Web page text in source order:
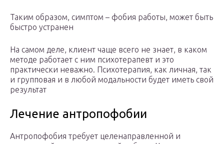
Таким образом, симптом – фобия работы, может быть
быстро устранен
На самом деле, клиент чаще всего не знает, в каком
методе работает с ним психотерапевт и это
практически неважно. Психотерапия, как личная, так
и групповая и в любой модальности будет иметь свой
результат
Лечение антропофобии
Антропофобия требует целенаправленной и